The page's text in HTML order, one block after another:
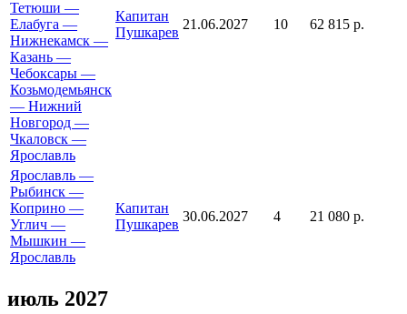
Тетюши —
Елабуга —
Нижнекамск —
Казань —
Чебоксары —
Козьмодемьянск
— Нижний
Новгород —
Чкаловск —
Ярославль
Капитан
Пушкарев
21.06.2027 10 62 815 р.
Ярославль —
Рыбинск —
Коприно —
Углич —
Мышкин —
Ярославль
Капитан
Пушкарев
30.06.2027 4 21 080 р.
июль 2027